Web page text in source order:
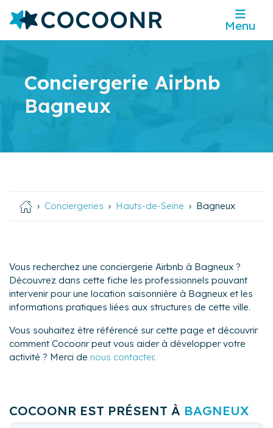
Menu
Conciergerie Airbnb
Bagneux
Conciergeries Hauts-de-Seine Bagneux
Vous recherchez une conciergerie Airbnb à Bagneux ?
Découvrez dans cette fiche les professionnels pouvant
intervenir pour une location saisonnière à Bagneux et les
informations pratiques liées aux structures de cette ville.
Vous souhaitez être référencé sur cette page et découvrir
comment Cocoonr peut vous aider à développer votre
activité ? Merci de nous contacter.
COCOONR EST PRÉSENT À BAGNEUX